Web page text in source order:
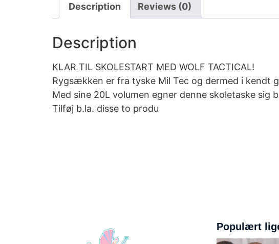
Description Reviews (0)
Description
KLAR TIL SKOLESTART MED WOLF TACTICAL!
Rygsækken er fra tyske Mil Tec og dermed i
Med sine 20L volumen egner denne skoletaske sig
Tilføj b.la. disse to produ
Populært